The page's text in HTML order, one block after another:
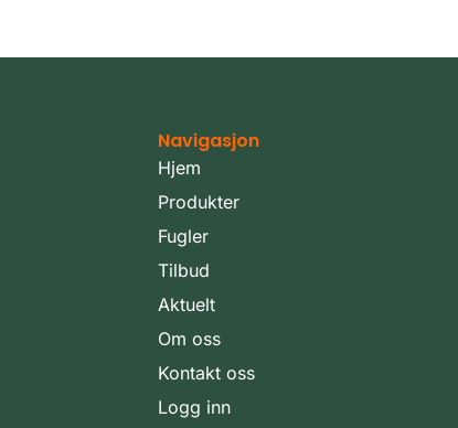
Navigasjon
Hjem
Produkter
Fugler
Tilbud
Aktuelt
Om oss
Kontakt oss
Logg inn